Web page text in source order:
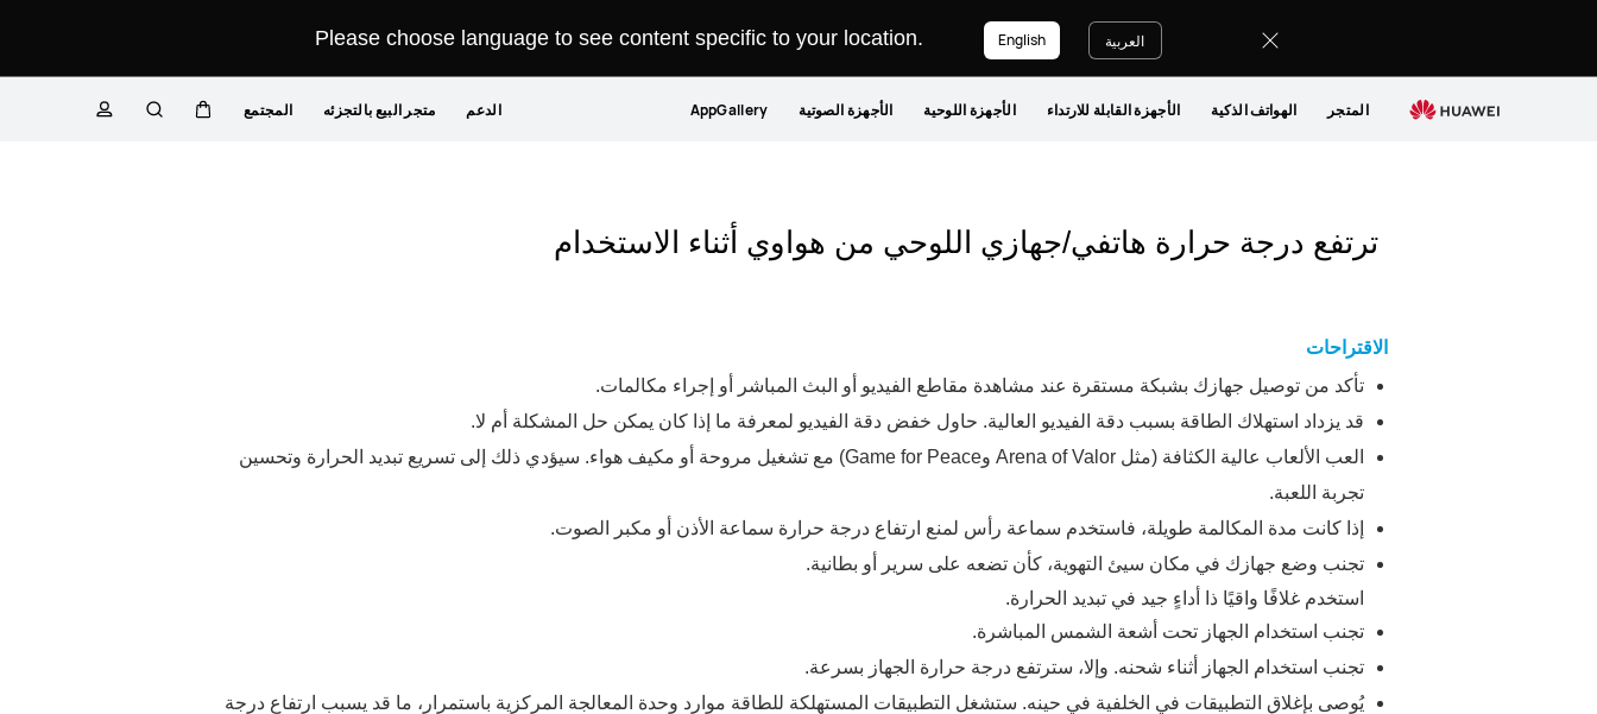
Please choose language to see content specific to your location. العربية English
المتجر الهواتف الذكية الأجهزة القابلة للارتداء الأجهزة اللوحية الأجهزة الصوتية AppGallery الدعم متجر البيع بالتجزئه المجتمع
ترتفع درجة حرارة هاتفي/جهازي اللوحي من هواوي أثناء الاستخدام
الاقتراحات
تأكد من توصيل جهازك بشبكة مستقرة عند مشاهدة مقاطع الفيديو أو البث المباشر أو إجراء مكالمات.
قد يزداد استهلاك الطاقة بسبب دقة الفيديو العالية. حاول خفض دقة الفيديو لمعرفة ما إذا كان يمكن حل المشكلة أم لا.
العب الألعاب عالية الكثافة (مثل Arena of Valor وGame for Peace) مع تشغيل مروحة أو مكيف هواء. سيؤدي ذلك إلى تسريع تبديد الحرارة وتحسين
تجربة اللعبة.
إذا كانت مدة المكالمة طويلة، فاستخدم سماعة رأس لمنع ارتفاع درجة حرارة سماعة الأذن أو مكبر الصوت.
تجنب وضع جهازك في مكان سيئ التهوية، كأن تضعه على سرير أو بطانية.
استخدم غلافًا واقيًا ذا أداءٍ جيد في تبديد الحرارة.
تجنب استخدام الجهاز تحت أشعة الشمس المباشرة.
تجنب استخدام الجهاز أثناء شحنه. وإلا، سترتفع درجة حرارة الجهاز بسرعة.
يُوصى بإغلاق التطبيقات في الخلفية في حينه. ستشغل التطبيقات المستهلكة للطاقة موارد وحدة المعالجة المركزية باستمرار، ما قد يسبب ارتفاع درجة